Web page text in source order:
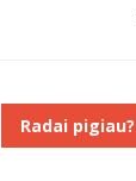
Radai pigiau?